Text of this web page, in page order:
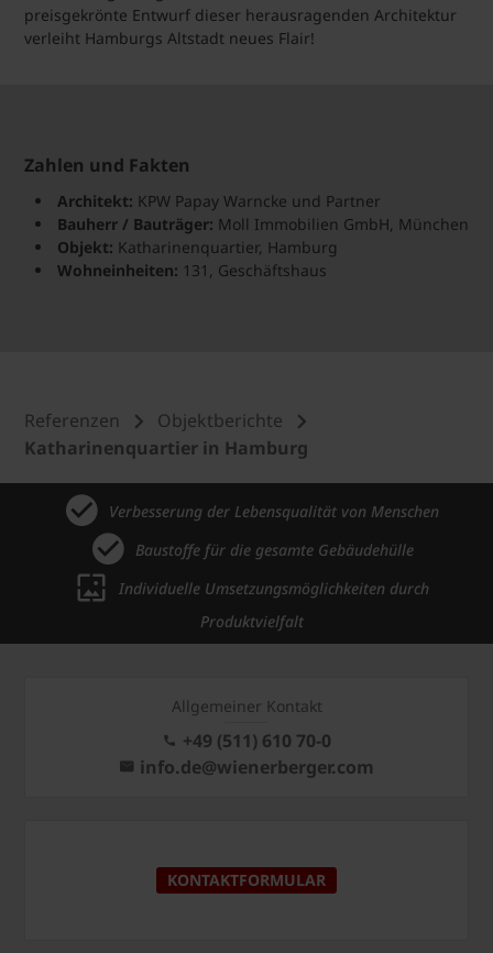
preisgekrönte Entwurf dieser herausragenden Architektur
verleiht Hamburgs Altstadt neues Flair!
Zahlen und Fakten
Architekt: KPW Papay Warncke und Partner
Bauherr / Bauträger: Moll Immobilien GmbH, München
Objekt: Katharinenquartier, Hamburg
Wohneinheiten: 131, Geschäftshaus
Referenzen
Objektberichte
Katharinenquartier in Hamburg
Verbesserung der Lebensqualität von Menschen
Baustoffe für die gesamte Gebäudehülle
Individuelle Umsetzungsmöglichkeiten durch
Produktvielfalt
Allgemeiner Kontakt
+49 (511) 610 70-0
info.de@wienerberger.com
KONTAKTFORMULAR